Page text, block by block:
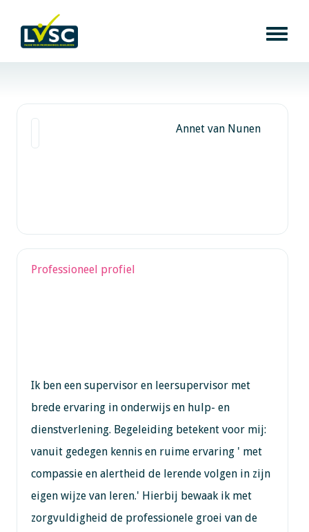
Annet van Nunen
Professioneel profiel
Ik ben een supervisor en leersupervisor met
brede ervaring in onderwijs en hulp- en
dienstverlening. Begeleiding betekent voor mij:
vanuit gedegen kennis en ruime ervaring ' met
compassie en alertheid de lerende volgen in zijn
eigen wijze van leren.' Hierbij bewaak ik met
zorgvuldigheid de professionele groei van de